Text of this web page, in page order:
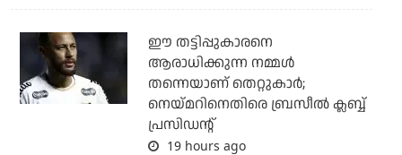
ഈ തട്ടിപ്പുകാരനെ
ആരാധിക്കുന്ന നമ്മള്‍
തന്നെയാണ് തെറ്റുകാര്‍;
നെയ്മറിനെതിരെ ബ്രസീല്‍ ക്ലബ്ബ്
പ്രസിഡന്റ്
19 hours ago